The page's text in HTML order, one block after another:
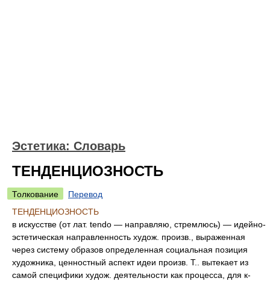
Эстетика: Словарь
ТЕНДЕНЦИОЗНОСТЬ
Толкование
Перевод
ТЕНДЕНЦИОЗНОСТЬ
в искусстве (от лат. tendo — направляю, стремлюсь) — идейно-
эстетическая направленность худож. произв., выраженная
через систему образов определенная социальная позиция
художника, ценностный аспект идеи произв. Т.. вытекает из
самой специфики худож. деятельности как процесса, для к-